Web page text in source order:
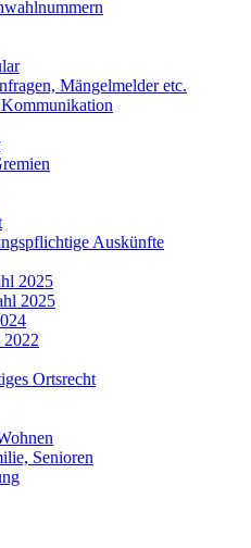
Mängelmelder etc.
Auskünfte
2025
2025
2022
Ortsrecht
Senioren